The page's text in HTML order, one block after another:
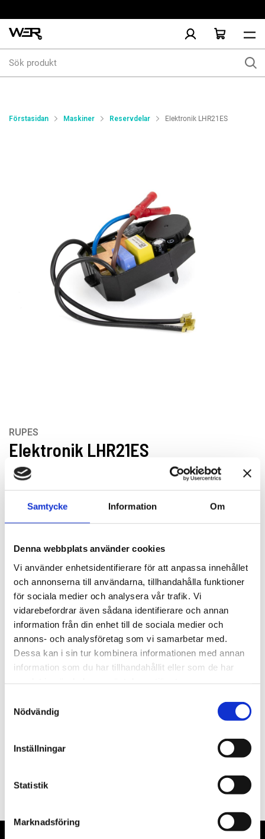
Samtycke Information Om
Denna webbplats använder cookies
Vi använder enhetsidentifierare för att anpassa innehållet
och annonserna till användarna, tillhandahålla funktioner
för sociala medier och analysera vår trafik. Vi
vidarebefordrar även sådana identifierare och annan
information från din enhet till de sociala medier och
annons- och analysföretag som vi samarbetar med.
Dessa kan i sin tur kombinera informationen med annan
information som du har tillhandahållit eller som de har
Nödvändig
Inställningar
Statistik
Marknadsföring
produkt
Förstasidan Maskiner Reservdelar Elektronik LHR21ES
RUPES
Elektronik LHR21ES
Artikelnr: 400.380/C
Rekommenderat pris: 1 130.00 kr
1 130 kr
st Lägg i varukorgen
Tillfälligt slut.
Beskrivning
Om varumärket
Filer